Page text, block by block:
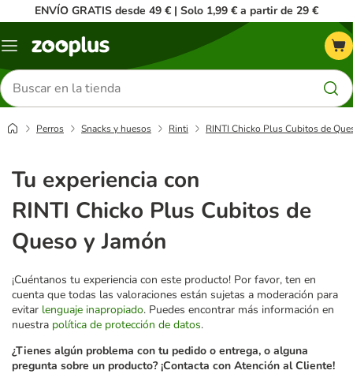
ENVÍO GRATIS desde 49 € | Solo 1,99 € a partir de 29 €
Menú
Buscar
productos
Perros Snacks y huesos Rinti RINTI Chicko Plus Cubitos de
Tu experiencia con
RINTI Chicko Plus Cubitos de
Queso y Jamón
¡Cuéntanos tu experiencia con este producto! Por favor, ten en
cuenta que todas las valoraciones están sujetas a moderación para
evitar lenguaje inapropiado. Puedes encontrar más información en
nuestra política de protección de datos.
¿Tienes algún problema con tu pedido o entrega, o alguna
pregunta sobre un producto? ¡Contacta con Atención al Cliente!